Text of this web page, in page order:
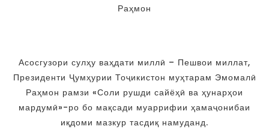
Раҳмон
Асосгузори сулҳу ваҳдати миллӣ – Пешвои миллат,
Президенти Ҷумҳурии Тоҷикистон муҳтарам Эмомалӣ
Раҳмон рамзи «Соли рушди сайёҳӣ ва ҳунарҳои
мардумӣ»-ро бо мақсади муаррифии ҳамаҷонибаи
иқдоми мазкур тасдиқ намуданд.